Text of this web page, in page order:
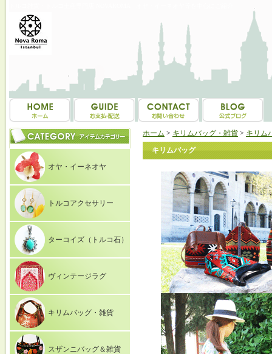
オヤ・イーネオヤ
トルコアクセサリー
ターコイズ（トルコ石）
ヴィンテージラグ
キリムバッグ・雑貨
スザンニバッグ＆雑貨
ホーム > キリムバッグ・雑貨 > キリム
キリムバッグ